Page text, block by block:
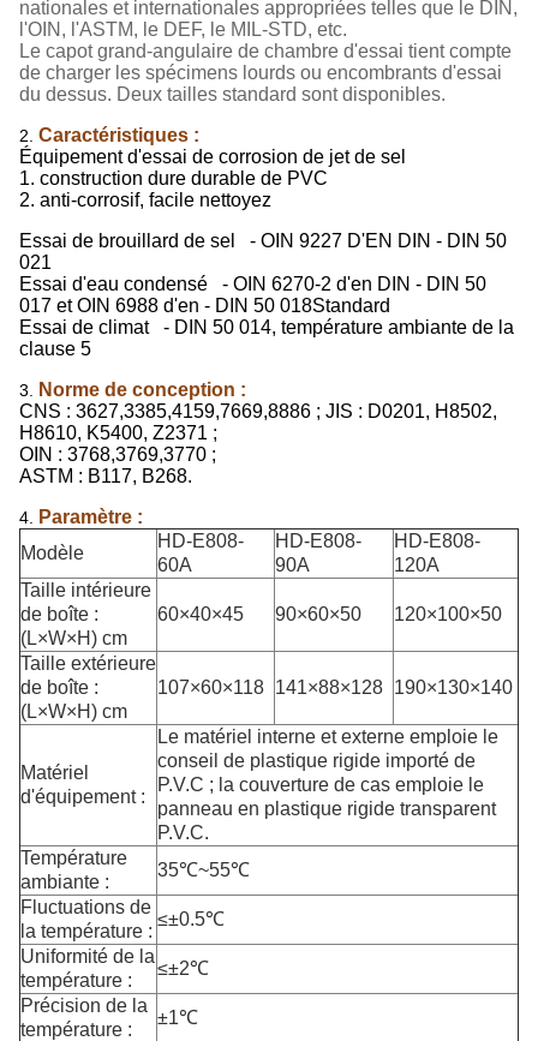
nationales et internationales appropriées telles que le DIN,
l'OIN, l'ASTM, le DEF, le MIL-STD, etc.
Le capot grand-angulaire de chambre d'essai tient compte
de charger les spécimens lourds ou encombrants d'essai
du dessus. Deux tailles standard sont disponibles.
2. Caractéristiques :
Équipement d'essai de corrosion de jet de sel
1. construction dure durable de PVC
2. anti-corrosif, facile nettoyez
Essai de brouillard de sel - OIN 9227 D'EN DIN - DIN 50
021
Essai d'eau condensé - OIN 6270-2 d'en DIN - DIN 50
017 et OIN 6988 d'en - DIN 50 018Standard
Essai de climat - DIN 50 014, température ambiante de la
clause 5
3.
Norme de conception :
CNS : 3627,3385,4159,7669,8886 ; JIS : D0201, H8502,
H8610, K5400, Z2371 ;
OIN : 3768,3769,3770 ;
ASTM : B117, B268.
4.
Paramètre :
Modèle
HD-E808-
60A
HD-E808-
90A
HD-E808-
120A
Taille intérieure
de boîte :
(L×W×H) cm
60×40×45 90×60×50 120×100×50
Taille extérieure
de boîte :
(L×W×H) cm
107×60×118 141×88×128 190×130×140
Matériel
d'équipement :
Le matériel interne et externe emploie le
conseil de plastique rigide importé de
P.V.C ; la couverture de cas emploie le
panneau en plastique rigide transparent
P.V.C.
Température
ambiante :
35℃~55℃
Fluctuations de
la température :
≤±0.5℃
Uniformité de la
température :
≤±2℃
Précision de la
température :
±1℃